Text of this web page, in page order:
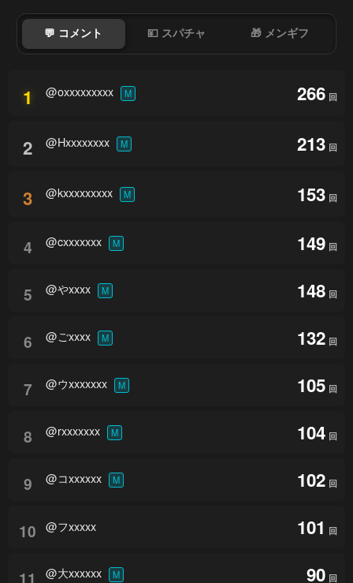
💬 コメント 💴 スパチャ 🎁 メンギフ
1 @oxxxxxxxxx M 266 回
2 @Hxxxxxxxx M 213 回
3 @kxxxxxxxxx M 153 回
4 @cxxxxxxx M 149 回
5 @やxxxx M 148 回
6 @ごxxxx M 132 回
7 @ウxxxxxxx M 105 回
8 @rxxxxxxx M 104 回
9 @コxxxxxx M 102 回
10 @フxxxxx 101 回
11 @大xxxxxx M 90 回